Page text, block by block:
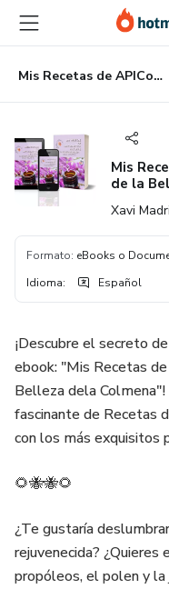
principal
página
de
página
Mis Recetas de APICosmética - El Secreto de la Belleza de las Abejas
Mis
de la
Xavi
Formato: eBooks o
Idioma: Español
¡Descubre el secreto
ebook: "Mis Recetas
Belleza dela
fascinante de Recetas
con los más exquisitos
🌻🐝🐝🌻
¿Te gustaría
rejuvenecida?
propóleos, el polen y